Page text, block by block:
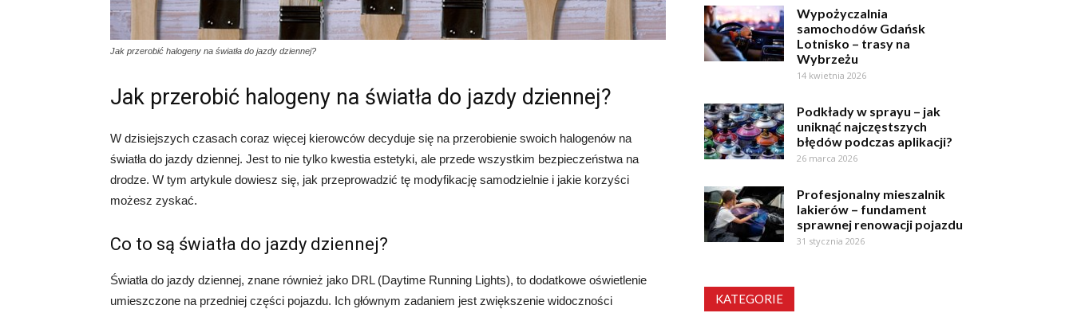
Jak przerobić halogeny na światła do jazdy dziennej?
Jak przerobić halogeny na światła do jazdy dziennej?
W dzisiejszych czasach coraz więcej kierowców decyduje się na przerobienie swoich halogenów na
światła do jazdy dziennej. Jest to nie tylko kwestia estetyki, ale przede wszystkim bezpieczeństwa na
drodze. W tym artykule dowiesz się, jak przeprowadzić tę modyfikację samodzielnie i jakie korzyści
możesz zyskać.
Co to są światła do jazdy dziennej?
Światła do jazdy dziennej, znane również jako DRL (Daytime Running Lights), to dodatkowe oświetlenie
umieszczone na przedniej części pojazdu. Ich głównym zadaniem jest zwiększenie widoczności
Wypożyczalnia
samochodów Gdańsk
Lotnisko – trasy na
Wybrzeżu
14 kwietnia 2026
Podkłady w sprayu – jak
uniknąć najczęstszych
błędów podczas aplikacji?
26 marca 2026
Profesjonalny mieszalnik
lakierów – fundament
sprawnej renowacji pojazdu
31 stycznia 2026
KATEGORIE